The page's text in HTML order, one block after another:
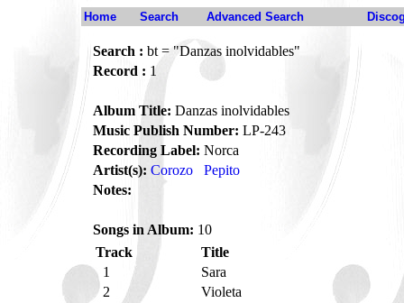
Home Search Advanced Search
Search : bt = "Danzas inolvidables"
Record : 1
Album Title: Danzas inolvidables
Music Publish Number: LP-243
Recording Label: Norca
Artist(s): Corozo
Pepito
Notes:
Songs in Album: 10
Track
Title
1
Sara
2
Violeta